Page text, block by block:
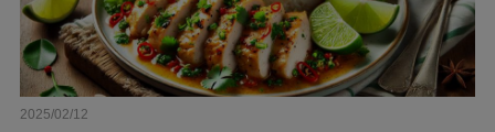
2025/02/12